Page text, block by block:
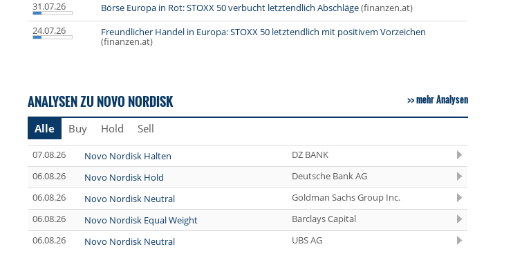
31.07.26
Börse Europa in Rot: STOXX 50 verbucht letztendlich Abschläge(finanzen.at)
24.07.26
Freundlicher Handel in Europa: STOXX 50 letztendlich mit positivem Vorzeichen
(finanzen.at)
ANALYSEN ZU NOVO NORDISK mehr Analysen
Alle Buy Hold Sell
07.08.26 Novo Nordisk Halten
DZ BANK
06.08.26
Novo Nordisk Hold
Deutsche Bank AG
06.08.26
Novo Nordisk Neutral
Goldman Sachs Group Inc.
06.08.26
Novo Nordisk Equal Weight
Barclays Capital
06.08.26
Novo Nordisk Neutral UBS AG